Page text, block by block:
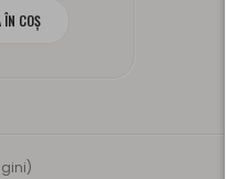
ÎN COŞ